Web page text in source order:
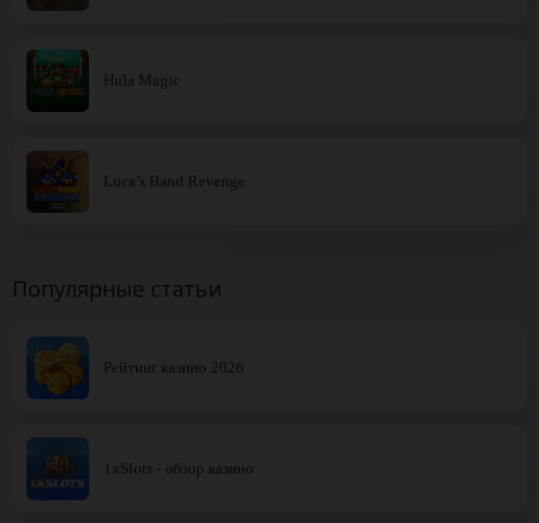
Hula Magic
Luca’s Band Revenge
Популярные статьи
Рейтинг казино 2026
1xSlots - обзор казино